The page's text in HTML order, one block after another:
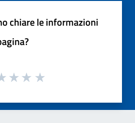
chiare le informazioni